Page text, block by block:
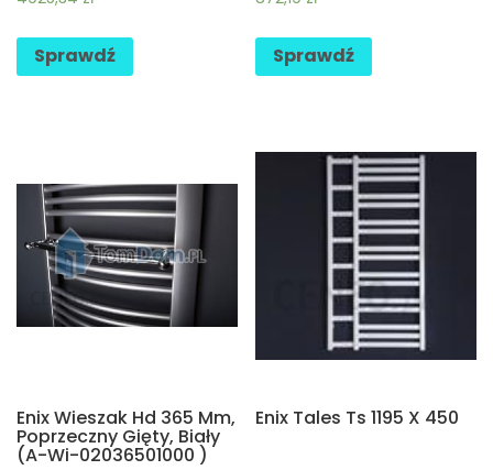
Sprawdź Sprawdź
Enix Wieszak Hd 365 Mm,
Poprzeczny Gięty, Biały
(A-Wi-02036501000 )
Enix Tales Ts 1195 X 450